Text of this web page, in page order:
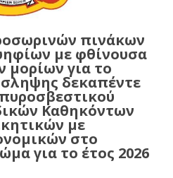
πινάκων
με φθίνουσα
μορίων για το
δεκαπέντε
Καθηκόντων
με
στο
για το έτος 2026